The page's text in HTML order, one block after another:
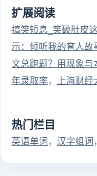
扩展阅读
搞笑短息_笑破肚皮
示：倾听我的育人故
文总跑题？用现象与
年录取率
上海财
热门栏目
英语单词 汉字组词